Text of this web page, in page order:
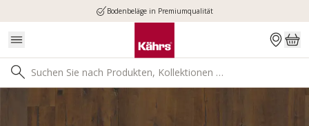
Bodenbeläge in Premiumqualität